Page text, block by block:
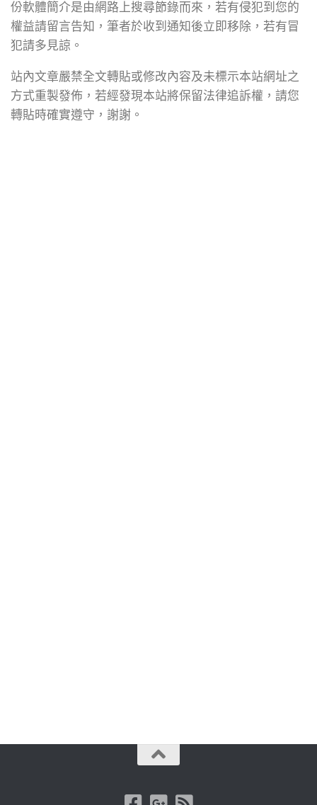
份軟體簡介是由網路上搜尋節錄而來，若有侵犯到您的
權益請留言告知，筆者於收到通知後立即移除，若有冒
犯請多見諒。
站內文章嚴禁全文轉貼或修改內容及未標示本站網址之
方式重製發佈，若經發現本站將保留法律追訴權，請您
轉貼時確實遵守，謝謝。